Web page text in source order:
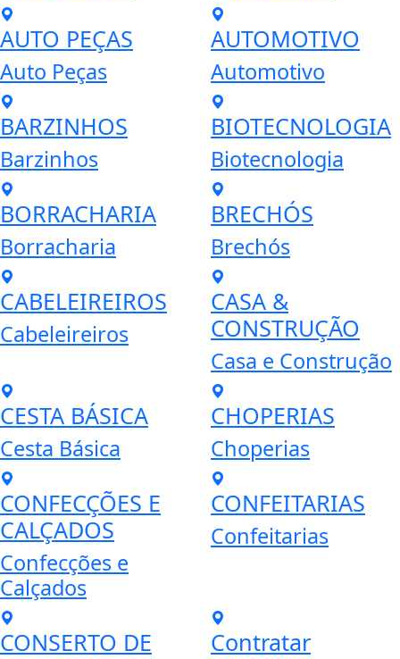
AUTO PEÇAS
Auto Peças
AUTOMOTIVO
Automotivo
BARZINHOS
Barzinhos
BIOTECNOLOGIA
Biotecnologia
BORRACHARIA
Borracharia
BRECHÓS
Brechós
CABELEIREIROS
Cabeleireiros
CASA &
CONSTRUÇÃO
Casa e Construção
CESTA BÁSICA
Cesta Básica
CHOPERIAS
Choperias
CONFECÇÕES E
CALÇADOS
Confecções e
Calçados
CONFEITARIAS
Confeitarias
CONSERTO DE
Contratar